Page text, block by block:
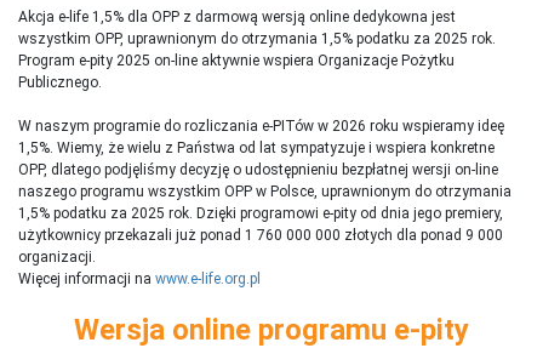
Akcja e-life 1,5% dla OPP z darmową wersją online dedykowna jest
wszystkim OPP, uprawnionym do otrzymania 1,5% podatku za 2025 rok.
Program e-pity 2025 on-line aktywnie wspiera Organizacje Pożytku
Publicznego.
W naszym programie do rozliczania e-PITów w 2026 roku wspieramy ideę
1,5%. Wiemy, że wielu z Państwa od lat sympatyzuje i wspiera konkretne
OPP, dlatego podjęliśmy decyzję o udostępnieniu bezpłatnej wersji on-line
naszego programu wszystkim OPP w Polsce, uprawnionym do otrzymania
1,5% podatku za 2025 rok. Dzięki programowi e-pity od dnia jego premiery,
użytkownicy przekazali już ponad 1 760 000 000 złotych dla ponad 9 000
organizacji.
Więcej informacji na www.e-life.org.pl
Wersja online programu e-pity